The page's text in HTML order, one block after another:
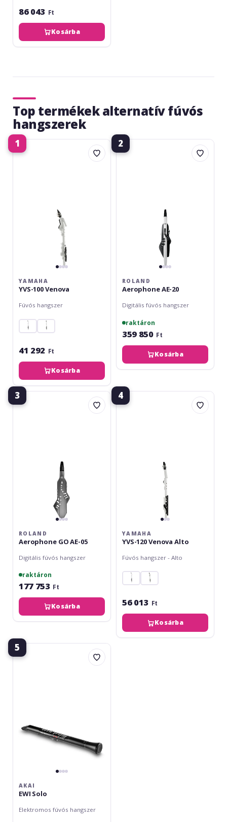
86 043 Ft
Kosárba
Top termékek alternatív fúvós
hangszerek
1
Yamaha
YVS-
YAMAHA
YVS-100 Venova
Fúvós hangszer
41 292 Ft
Kosárba
2
Roland
Aerophone
ROLAND
Aerophone AE-20
Digitális fúvós hangszer
raktáron
359 850 Ft
Kosárba
3
Roland
Aerophone
ROLAND
Aerophone GO AE-05
Digitális fúvós hangszer
raktáron
177 753 Ft
Kosárba
4
Yamaha
YVS-
YAMAHA
YVS-120 Venova Alto
Fúvós hangszer - Alto
56 013 Ft
Kosárba
5
Akai
EWI
AKAI
EWI Solo
Elektromos fúvós hangszer